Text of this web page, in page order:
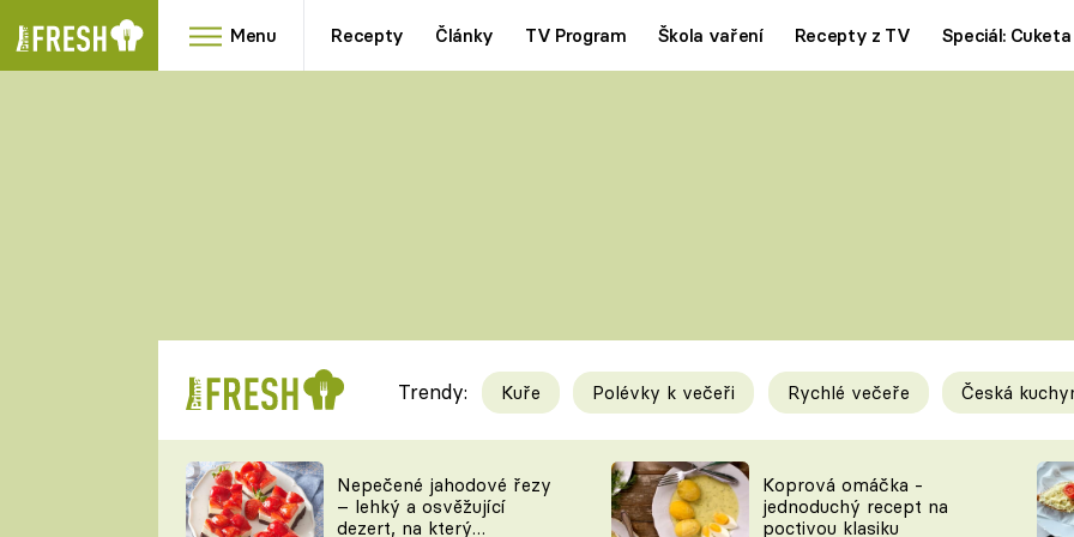
Menu Recepty Články TV Program Škola vaření Recepty z TV Speciál: Cuketa
RYCHLOVKY
Videorecepty
TEĎ VAŘÍ ŠÉF!
Tipy a triky
KAM ZA JÍDLEM
Trendy: Kuře Polévky k večeři Rychlé večeře Česká
Nepečené jahodové řezy
– lehký a osvěžující
dezert, na který
Koprová omáčka -
jednoduchý recept na
poctivou klasiku